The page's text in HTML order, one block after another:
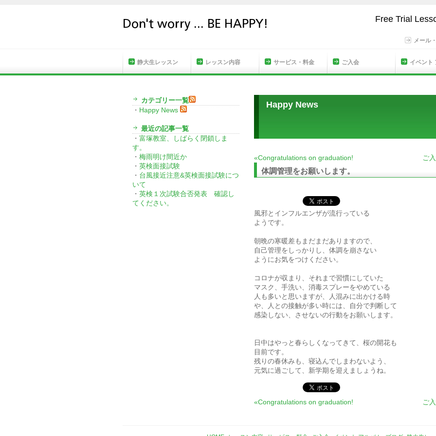
Free Trial
メール
HOME レッスン内容 サービス・料金 ご入会 イベント
静大生レッスン
Happy News
«Congratulations on graduation! ご
体調管理をお願いします。
風邪とインフルエンザが流行っている
ようです。
朝晩の寒暖差もまだまだありますので、
自己管理をしっかりし、体調を崩さない
ようにお気をつけください。
コロナが収まり、それまで習慣にしていた
マスク、手洗い、消毒スプレーをやめている
人も多いと思いますが、人混みに出かける時
や、人との接触が多い時には、自分で判断して
感染しない、させないの行動をお願いします。
日中はやっと春らしくなってきて、桜の開花も
目前です。
残りの春休みも、寝込んでしまわないよう、
元気に過ごして、新学期を迎えましょうね。
«Congratulations on graduation! ご
カテゴリー一覧
・ Happy News
最近の記事一覧
・ 富塚教室、しばらく閉鎖しま
す。
・ 梅雨明け間近か
・ 英検面接試験
・ 台風接近注意&英検面接試験につ
いて
・ 英検１次試験合否発表 確認し
てください。